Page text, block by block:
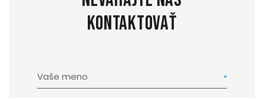
kontaktovať
Vaše meno